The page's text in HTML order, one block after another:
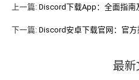
上一篇: Discord下载App：全面指南
下一篇: Discord安卓下载官网：官
最